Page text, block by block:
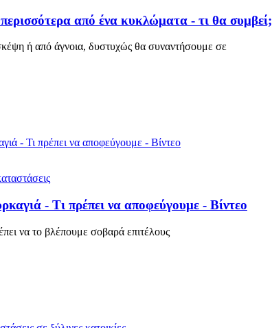
από ένα κυκλώματα - τι θα συμβεί;
ή από άγνοια, δυστυχώς θα συναντήσουμε σε
- Τι πρέπει να αποφεύγουμε - Βίντεο
να το βλέπουμε σοβαρά επιτέλους